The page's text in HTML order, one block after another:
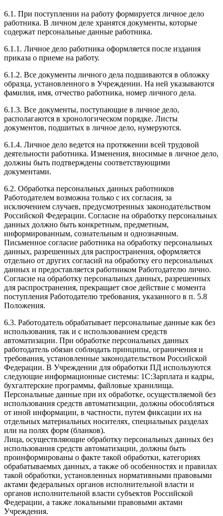
6.1. При поступлении на работу формируется личное дело
работника. В личном деле хранятся документы, которые
содержат персональные данные работника.
6.1.1. Личное дело работника оформляется после издания
приказа о приеме на работу.
6.1.2. Все документы личного дела подшиваются в обложку
образца, установленного в Учреждении. На ней указываются
фамилия, имя, отчество работника, номер личного дела.
6.1.3. Все документы, поступающие в личное дело,
располагаются в хронологическом порядке. Листы
документов, подшитых в личное дело, нумеруются.
6.1.4. Личное дело ведется на протяжении всей трудовой
деятельности работника. Изменения, вносимые в личное дело,
должны быть подтверждены соответствующими
документами.
6.2. Обработка персональных данных работников
Работодателем возможна только с их согласия, за
исключением случаев, предусмотренных законодательством
Российской Федерации. Согласие на обработку персональных
данных должно быть конкретным, предметным,
информированным, сознательным и однозначным.
Письменное согласие работника на обработку персональных
данных, разрешенных для распространения, оформляется
отдельно от других согласий на обработку его персональных
данных и предоставляется работником Работодателю лично.
Согласие на обработку персональных данных, разрешенных
для распространения, прекращает свое действие с момента
поступления Работодателю требования, указанного в п. 5.8
Положения.
6.3. Работодатель обрабатывает персональные данные как без
использования, так и с использованием средств
автоматизации. При обработке персональных данных
работодатель обязан соблюдать принципы, ограничения и
требования, установленные законодательством Российской
Федерации. В Учреждении для обработки ПД используются
следующие информационные системы: 1С:Зарплата и кадры,
бухгалтерские программы, файловые хранилища.
Персональные данные при их обработке, осуществляемой без
использования средств автоматизации, должны обособляться
от иной информации, в частности, путем фиксации их на
отдельных материальных носителях, специальных разделах
или на полях форм (бланков).
Лица, осуществляющие обработку персональных данных без
использования средств автоматизации, должны быть
проинформированы о факте такой обработки, категориях
обрабатываемых данных, а также об особенностях и правилах
такой обработки, установленных нормативными правовыми
актами федеральных органов исполнительной власти и
органов исполнительной власти субъектов Российской
Федерации, а также локальными правовыми актами
Учреждения.